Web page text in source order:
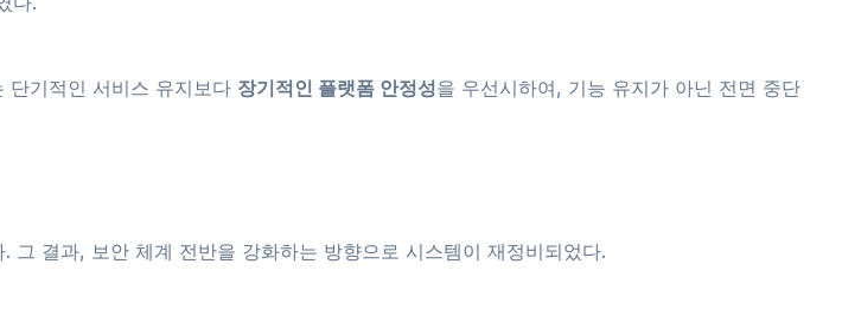
단기적인 서비스 유지보다 장기적인 플랫폼 안정성을 우선시하여, 기능 유지가 아닌 전면 중단
결과, 보안 체계 전반을 강화하는 방향으로 시스템이 재정비되었다.